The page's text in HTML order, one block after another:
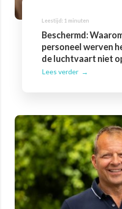
Beschermd:
personeel werven
de luchtvaart niet
Lees verder